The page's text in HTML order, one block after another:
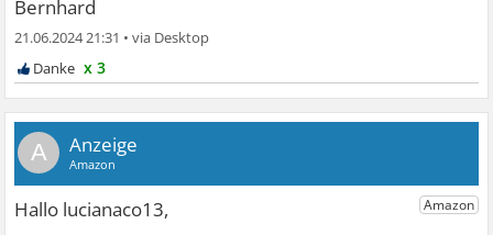
Bernhard
21.06.2024 21:31 •
x 3
A